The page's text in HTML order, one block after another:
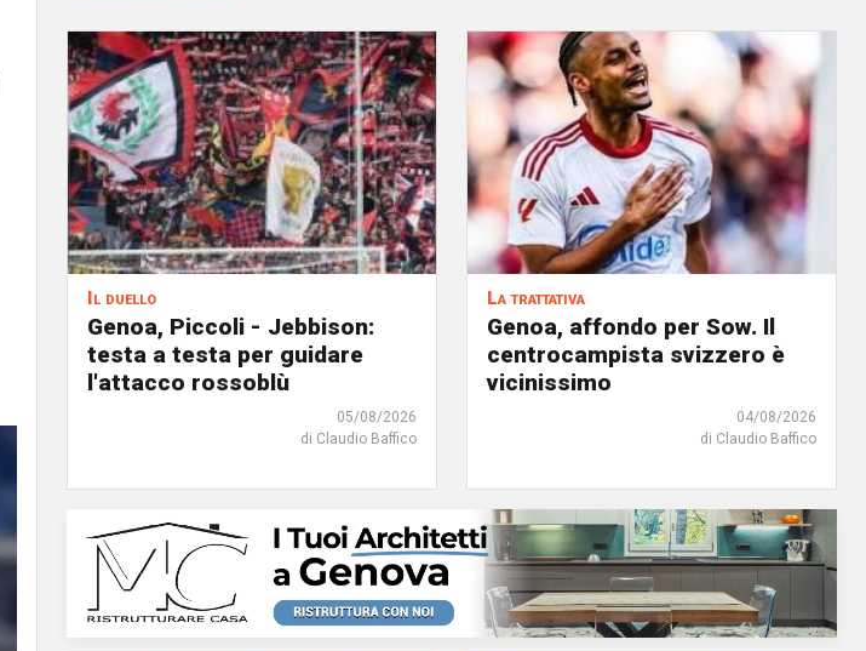
Il duello
Genoa, Piccoli - Jebbison:
testa a testa per guidare
l'attacco rossoblù
05/08/2026
di Claudio Baffico
La trattativa
Genoa, affondo per Sow. Il
centrocampista svizzero è
vicinissimo
04/08/2026
di Claudio Baffico